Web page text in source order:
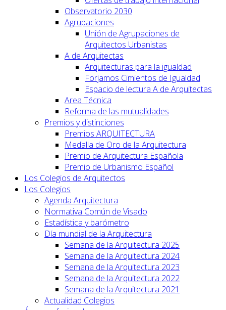
Observatorio 2030
Agrupaciones
Unión de Agrupaciones de
Arquitectos Urbanistas
A de Arquitectas
Arquitecturas para la igualdad
Forjamos Cimientos de Igualdad
Espacio de lectura A de Arquitectas
Area Técnica
Reforma de las mutualidades
Premios y distinciones
Premios ARQUITECTURA
Medalla de Oro de la Arquitectura
Premio de Arquitectura Española
Premio de Urbanismo Español
Los Colegios de Arquitectos
Los Colegios
Agenda Arquitectura
Normativa Común de Visado
Estadística y barómetro
Día mundial de la Arquitectura
Semana de la Arquitectura 2025
Semana de la Arquitectura 2024
Semana de la Arquitectura 2023
Semana de la Arquitectura 2022
Semana de la Arquitectura 2021
Actualidad Colegios